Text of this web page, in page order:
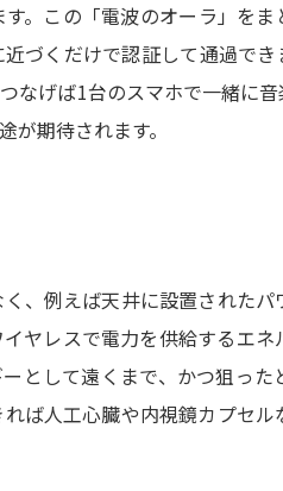
。この「電波のオーラ」をま
づくだけで認証して通過で
なげば1台のスマホで一緒に
が期待されます。
、例えば天井に設置されたパ
ヤレスで電力を供給するエ
として遠くまで、かつ狙っ
ば人工心臓や内視鏡カプセ